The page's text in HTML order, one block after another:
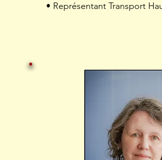
• Représentant Transport